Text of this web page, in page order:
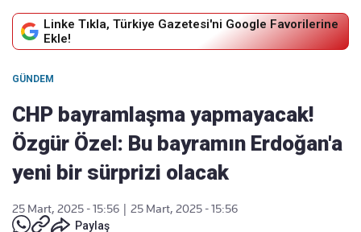
Linke Tıkla, Türkiye Gazetesi'ni Google Favorilerine
Ekle!
GÜNDEM
CHP bayramlaşma yapmayacak!
Özgür Özel: Bu bayramın Erdoğan'a
yeni bir sürprizi olacak
25 Mart, 2025 - 15:56
25 Mart, 2025 - 15:56
Paylaş